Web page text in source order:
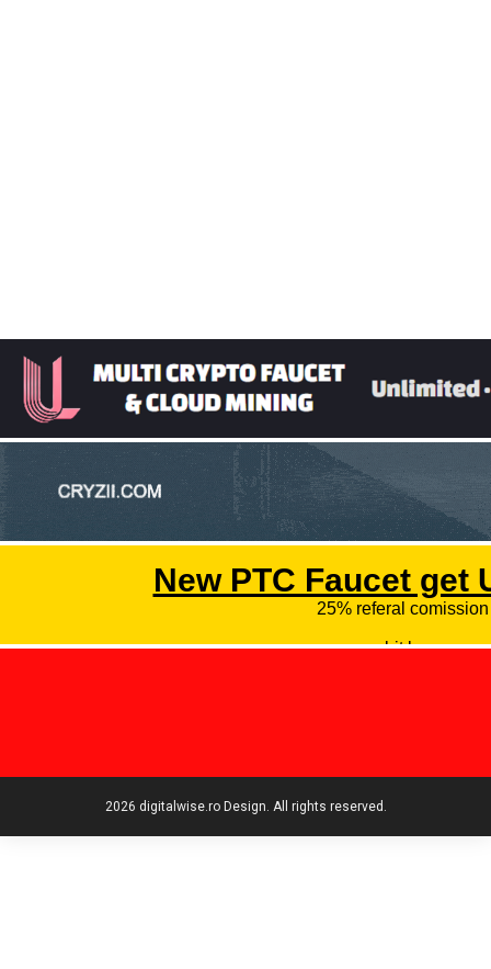
2026 digitalwise.ro Design. All rights reserved.